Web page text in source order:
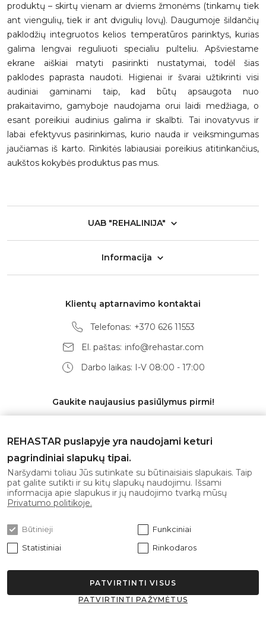
produktų – skirtų vienam ar dviems žmonėms (tinkamų tiek
ant viengulių, tiek ir ant dvigulių lovų). Daugumoje šildančių
paklodžių integruotos kelios temperatūros parinktys, kurias
galima lengvai reguliuoti specialiu pulteliu. Apšviestame
ekrane aiškiai matyti pasirinkti nustatymai, todėl šias
paklodes paprasta naudoti. Higienai ir švarai užtikrinti visi
audiniai gaminami taip, kad būtų apsaugota nuo
prakaitavimo, gamyboje naudojama orui laidi medžiaga, o
esant poreikiui audinius galima ir skalbti. Tai inovatyvus ir
labai efektyvus pasirinkimas, kurio nauda ir veiksmingumas
jaučiamas iš karto. Rinkitės labiausiai poreikius atitinkančius,
aukštos kokybės produktus pas mus.
UAB "REHALINIJA"
Informacija
Klientų aptarnavimo kontaktai
Telefonas: +370 626 11553
El. paštas: info@rehastar.com
Darbo laikas: I-V 08:00 - 17:00
Gaukite naujausius pasiūlymus pirmi!
Prenumeruoti
Sutinku su privatumo politika
© 2026 Rehastar Visos teisės saugomos.
Sprendimas:
REHASTAR puslapyje yra naudojami keturi
pagrindiniai slapukų tipai.
Naršydami toliau Jūs sutinkate su būtinaisiais slapukais. Taip
pat galite sutikti ir su kitų slapukų naudojimu. Išsami
informacija apie slapukus ir jų naudojimo tvarką mūsų
Privatumo politikoje.
Būtinieji
Funkciniai
Statistiniai
Rinkodaros
PATVIRTINTI PAŽYMĖTUS
PATVIRTINTI VISUS